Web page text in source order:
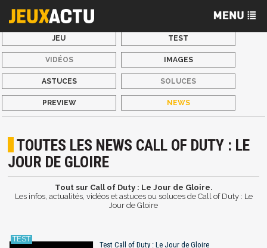
JEU TEST
VIDÉOS IMAGES
ASTUCES SOLUCES
PREVIEW NEWS
TOUTES LES NEWS CALL OF DUTY : LE
JOUR DE GLOIRE
Tout sur Call of Duty : Le Jour de Gloire.
Les infos, actualités, vidéos et astuces ou soluces de Call of Duty : Le
Jour de Gloire
Test Call of Duty : Le Jour de Gloire